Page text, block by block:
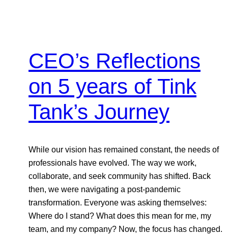
CEO’s Reflections
on 5 years of Tink
Tank’s Journey
While our vision has remained constant, the needs of
professionals have evolved. The way we work,
collaborate, and seek community has shifted. Back
then, we were navigating a post-pandemic
transformation. Everyone was asking themselves:
Where do I stand? What does this mean for me, my
team, and my company? Now, the focus has changed.